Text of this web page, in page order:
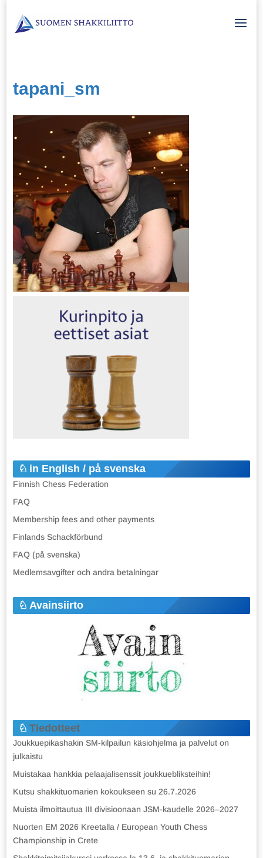
tapani_sm
in English / på svenska
Finnish Chess Federation
FAQ
Membership fees and other payments
Finlands Schackförbund
FAQ (på svenska)
Medlemsavgifter och andra betalningar
Avainsiirto
Tiedotteet
Joukkuepikashakin SM-kilpailun käsiohjelma ja palvelut on
julkaistu
Muistakaa hankkia pelaajalisenssit joukkuebliksteihin!
Kutsu shakkituomarien kokoukseen su 26.7.2026
Muista ilmoittautua III divisioonaan JSM-kaudelle 2026–2027
Nuorten EM 2026 Kreetalla / European Youth Chess
Championship in Crete